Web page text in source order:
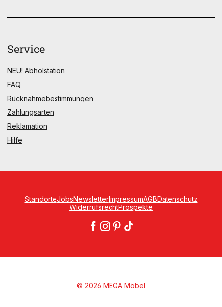
Service
NEU! Abholstation
FAQ
Rücknahmebestimmungen
Zahlungsarten
Reklamation
Hilfe
StandorteJobsNewsletterImpressumAGBDatenschutz
WiderrufsrechtProspekte
© 2026 MEGA Möbel